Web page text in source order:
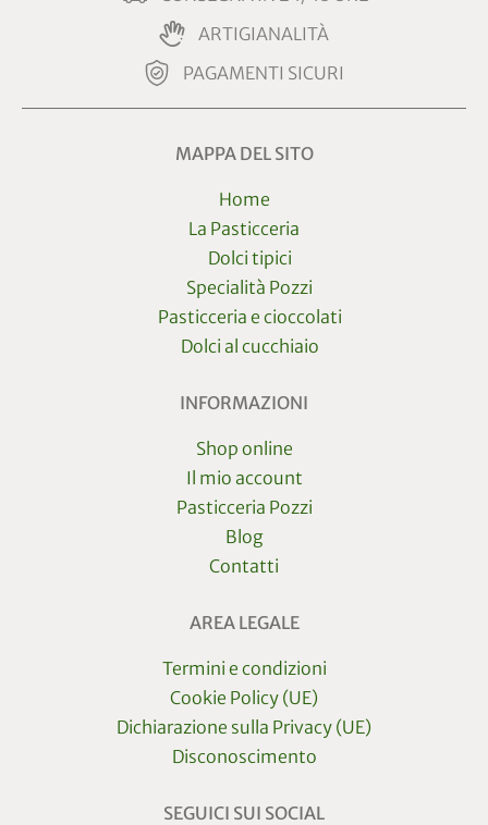
ARTIGIANALITÀ
PAGAMENTI SICURI
MAPPA DEL SITO
Home
La Pasticceria
Dolci tipici
Specialità Pozzi
Pasticceria e cioccolati
Dolci al cucchiaio
INFORMAZIONI
Shop online
Il mio account
Pasticceria Pozzi
Blog
Contatti
AREA LEGALE
Termini e condizioni
Cookie Policy (UE)
Dichiarazione sulla Privacy (UE)
Disconoscimento
SEGUICI SUI SOCIAL